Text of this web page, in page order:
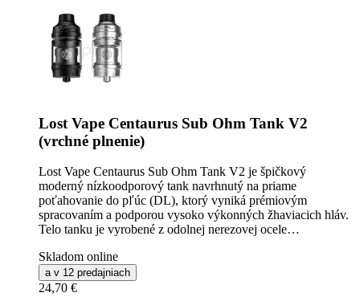
Lost Vape Centaurus Sub Ohm Tank V2
(vrchné plnenie)
Lost Vape Centaurus Sub Ohm Tank V2 je špičkový
moderný nízkoodporový tank navrhnutý na priame
poťahovanie do pľúc (DL), ktorý vyniká prémiovým
spracovaním a podporou vysoko výkonných žhaviacich hláv.
Telo tanku je vyrobené z odolnej nerezovej ocele…
Skladom online
a v 12 predajniach
24,70 €